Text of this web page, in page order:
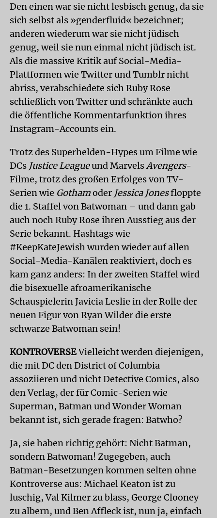
Den einen war sie nicht lesbisch genug, da sie
sich selbst als »genderfluid« bezeichnet;
anderen wiederum war sie nicht jüdisch
genug, weil sie nun einmal nicht jüdisch ist.
Als die massive Kritik auf Social-Media-
Plattformen wie Twitter und Tumblr nicht
abriss, verabschiedete sich Ruby Rose
schließlich von Twitter und schränkte auch
die öffentliche Kommentarfunktion ihres
Instagram-Accounts ein.
Trotz des Superhelden-Hypes um Filme wie
DCs Justice Leagueund Marvels Avengers-
Filme, trotz des großen Erfolges von TV-
Serien wie Gothamoder Jessica Jonesfloppte
die 1. Staffel von Batwoman – und dann gab
auch noch Ruby Rose ihren Ausstieg aus der
Serie bekannt. Hashtags wie
#KeepKateJewish wurden wieder auf allen
Social-Media-Kanälen reaktiviert, doch es
kam ganz anders: In der zweiten Staffel wird
die bisexuelle afroamerikanische
Schauspielerin Javicia Leslie in der Rolle der
neuen Figur von Ryan Wilder die erste
schwarze Batwoman sein!
KONTROVERSEVielleicht werden diejenigen,
die mit DC den District of Columbia
assoziieren und nicht Detective Comics, also
den Verlag, der für Comic-Serien wie
Superman, Batman und Wonder Woman
bekannt ist, sich gerade fragen: Batwho?
Ja, sie haben richtig gehört: Nicht Batman,
sondern Batwoman! Zugegeben, auch
Batman-Besetzungen kommen selten ohne
Kontroverse aus: Michael Keaton ist zu
luschig, Val Kilmer zu blass, George Clooney
zu albern, und Ben Affleck ist, nun ja, einfach